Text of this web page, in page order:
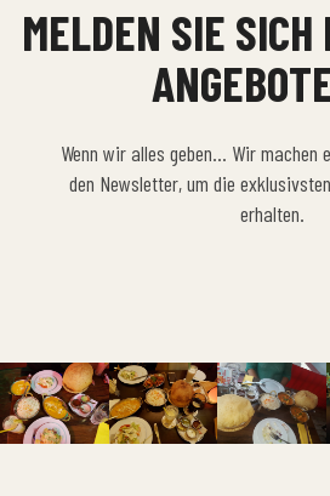
MELDEN SIE SICH
NGEBOTE
Wenn wir alles geben… Wir machen
den Newsletter, um die
erhalten.